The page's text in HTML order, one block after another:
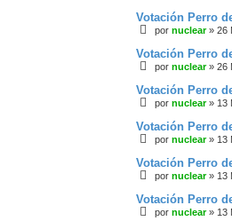
Votación Perro
por nuclear» 26
Votación Perro
por nuclear» 26
Votación Perro
por nuclear» 13
Votación Perro
por nuclear» 13
Votación Perro
por nuclear» 13
Votación Perro
por nuclear» 13